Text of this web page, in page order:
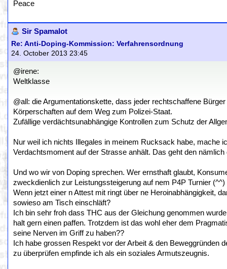
Peace
Sir Spamalot
Re: Anti-Doping-Kommission: Verfahrensordnung
24. October 2013 23:45
@irene:
Weltklasse
@all: die Argumentationskette, dass jeder rechtschaffene
Körperschaften auf dem Weg zum Polizei-Staat.
Zufällige verdächtsunabhängige Kontrollen zum Schutz der
Nur weil ich nichts Illegales in meinem Rucksack habe, mache
Verdachtsmoment auf der Strasse anhält. Das geht den
Und wo wir von Doping sprechen. Wer ernsthaft glaubt,
zweckdienlich zur Leistungssteigerung auf nem P4P Turnier
Wenn jetzt einer n Attest mit ringt über ne Heroinabhängigkeit,
sowieso am Tisch einschläft?
Ich bin sehr froh dass THC aus der Gleichung genommen
halt gern einen paffen. Trotzdem ist das wohl eher dem
seine Nerven im Griff zu haben??
Ich habe grossen Respekt vor der Arbeit & den Beweggründen
zu überprüfen empfinde ich als ein soziales Armutszeugnis.